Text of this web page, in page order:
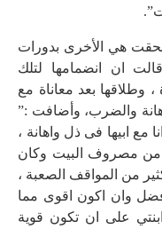
عام” التى لحقت هي الأخرى بدورات
ان انضمامها لتلك
، وطلاقها بعد معاناة مع
الاهانة والضرب، وأضافت :”
ابيها فى ذل واهانة ،
من مصروف البيت وكان
من المواقف الصعبة ،
وان اكون اقوى مما
على ان تكون قوية